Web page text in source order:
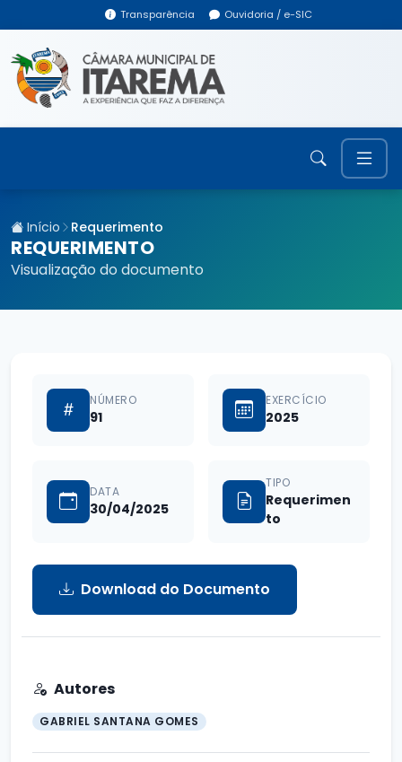
Transparência Ouvidoria / e-SIC
Início Requerimento
REQUERIMENTO
Visualização do documento
NÚMERO
91
EXERCÍCIO
2025
DATA
30/04/2025
TIPO
Requerimen
to
Download do Documento
Autores
GABRIEL SANTANA GOMES